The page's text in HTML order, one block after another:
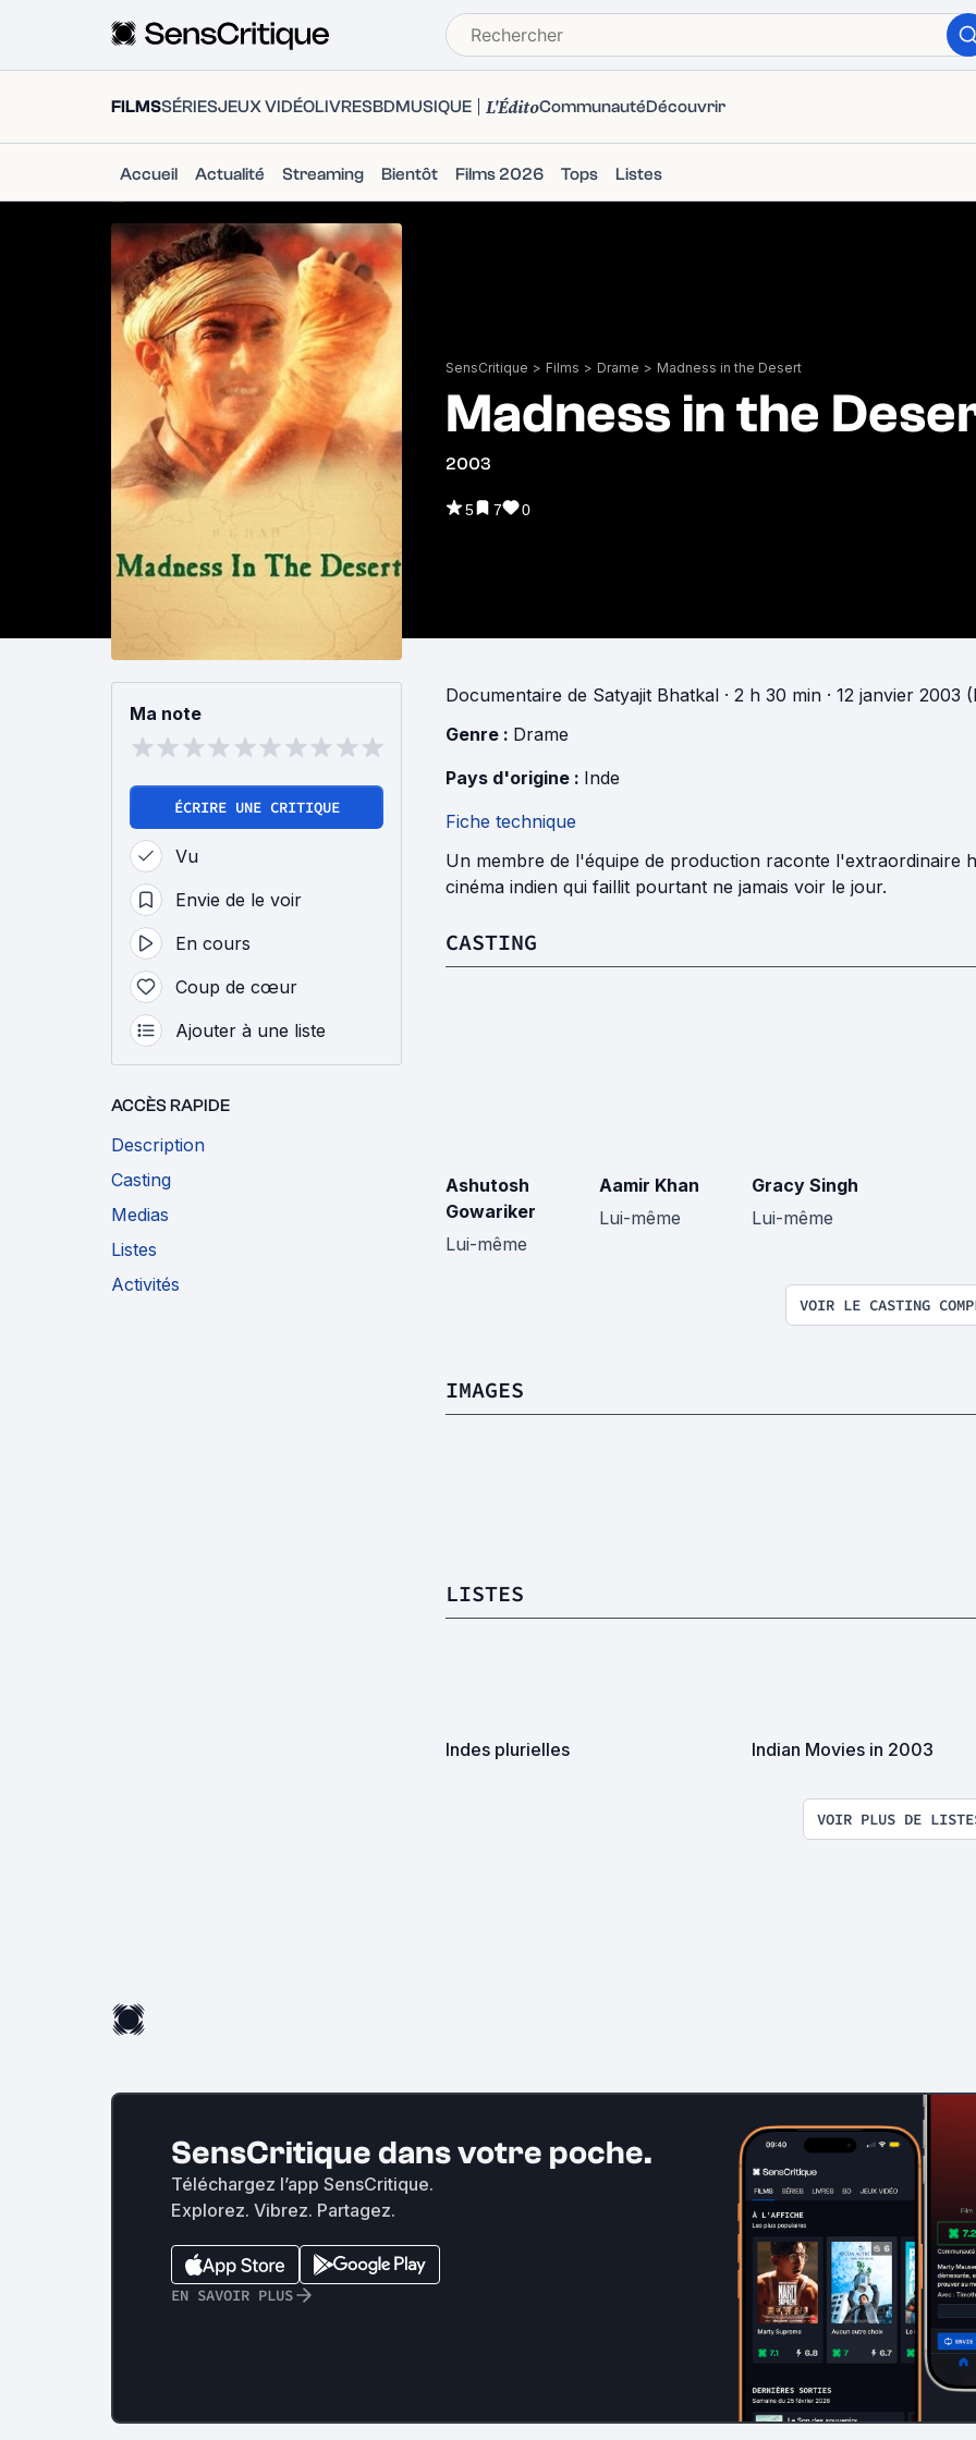
FILMSSÉRIESJEUX VIDÉOLIVRESBDMUSIQUE L'ÉditoCommunautéDécouvrir
Accueil Actualité Streaming Bientôt Films 2026 Tops Listes
SensCritique > Films > Drame > Madness in the Desert
Madness in the
2003
5 7 0
Ma note
ÉCRIRE UNE CRITIQUE
Vu
Envie de le voir
En cours
Coup de cœur
Ajouter à une liste
ACCÈS RAPIDE
Description
Casting
Medias
Listes
Activités
Documentaire de Satyajit Bhatkal · 2 h 30 min · 12 janvier 2003
Genre : Drame
Pays d'origine : Inde
Fiche technique
Un membre de l'équipe de production raconte l'extraordinaire
cinéma indien qui faillit pourtant ne jamais voir le jour.
CASTING
Ashutosh
Gowariker
Lui-même
Aamir Khan
Lui-même
Gracy Singh
Lui-même
VOIR LE CASTING
IMAGES
LISTES
Indes plurielles Indian Movies in 2003
VOIR PLUS DE
SensCritique dans votre poche.
Téléchargez l’app SensCritique.
Explorez. Vibrez. Partagez.
EN SAVOIR PLUS